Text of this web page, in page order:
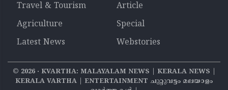
Travel & Tourism
Article
Agriculture
Special
Latest News
Webstories
© 2026‧ KVARTHA: MALAYALAM NEWS | KERALA NEWS |
KERALA VARTHA | ENTERTAINMENT ചുറ്റുവട്ടം മലയാളം